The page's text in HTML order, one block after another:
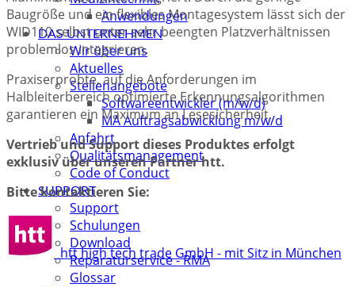
Anwendungen
DAS UNTERNEHMEN
Wir über uns
Aktuelles
Stellenangebote
Softwareentwickler (m/w/d)
MA Auftragsabwicklung m/w/d
Anfahrt
Qualitätsmanagement
Code of Conduct
SUPPORT
Support
Schulungen
Download
Reparaturservice - RMA
Glossar
Baugröße und ein flexibles Montagesystem lässt sich der
WID110 selbst unter sehr beengten Platzverhältnissen
problemlos integrieren.
Praxiserprobte, auf die Anforderungen im
Halbleiterbereich optimierte Erkennungsalgorithmen
garantieren ein Maximum an Lesesicherheit.
Vertrieb und Support dieses Produktes erfolgt
exklusiv über unseren Partner htt.
Bitte kontaktieren Sie:
htt high tech trade GmbH - mit Sitz in München